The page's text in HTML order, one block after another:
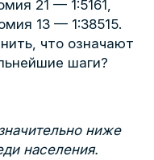
21 — 1:5161,
13 — 1:38515.
что означают
шаги?
ниже
населения.